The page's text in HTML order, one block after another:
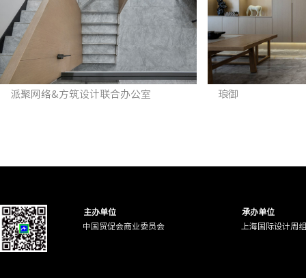
派聚网络&方筑设计联合办公室 琅御
主办单位
承办单位
中国贸促会商业委员会
上海国际设计周